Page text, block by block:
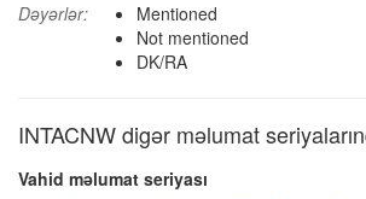
Dəyərlər:
Mentioned
Not mentioned
DK/RA
INTACNW digər məlumat
Vahid məlumat seriyası